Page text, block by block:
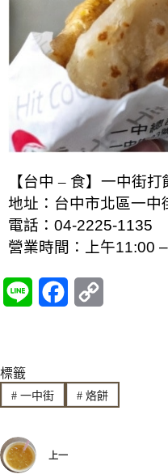
【台中 – 食】一中街
地址：台中市北區一中
電話： 04-2225-1135
營業時間：
上午11:00
e e
b
y
L
標籤
#一中街 #烙餅
上一